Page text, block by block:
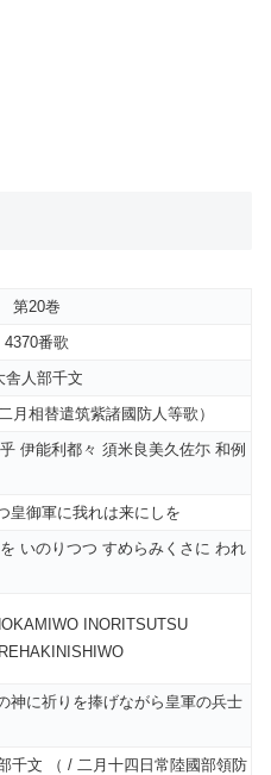
第20巻
4370番歌
舎人部千文
月相替遣筑紫諸國防人等歌）
伊能利都々 須米良美久佐尓 和例
皇御軍に我れは来にしを
いのりつつ すめらみくさに われ
INORITSUTSU
神に祈りを捧げながら皇軍の兵士
千文 （ / 二月十四日常陸國部領防